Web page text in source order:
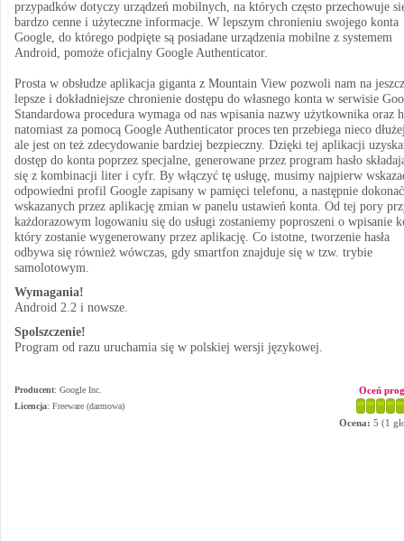
przypadków dotyczy urządzeń mobilnych, na których często przechowuje
bardzo cenne i użyteczne informacje. W lepszym chronieniu swojego konta
Google, do którego podpięte są posiadane urządzenia mobilne z systemem
Android, pomoże oficjalny Google Authenticator.
Prosta w obsłudze aplikacja giganta z Mountain View pozwoli nam na
lepsze i dokładniejsze chronienie dostępu do własnego konta w serwisie
Standardowa procedura wymaga od nas wpisania nazwy użytkownika oraz
natomiast za pomocą Google Authenticator proces ten przebiega nieco
ale jest on też zdecydowanie bardziej bezpieczny. Dzięki tej aplikacji
dostęp do konta poprzez specjalne, generowane przez program hasło
się z kombinacji liter i cyfr. By włączyć tę usługę, musimy najpierw
odpowiedni profil Google zapisany w pamięci telefonu, a następnie dokonać
wskazanych przez aplikację zmian w panelu ustawień konta. Od tej pory
każdorazowym logowaniu się do usługi zostaniemy poproszeni o wpisanie
który zostanie wygenerowany przez aplikację. Co istotne, tworzenie hasła
odbywa się również wówczas, gdy smartfon znajduje się w tzw. trybie
samolotowym.
Wymagania!
Android 2.2 i nowsze.
Spolszczenie!
Program od razu uruchamia się w polskiej wersji językowej.
Producent: Google Inc.
Licencja: Freeware (darmowa)
Oceń
Ocena: 5 (1